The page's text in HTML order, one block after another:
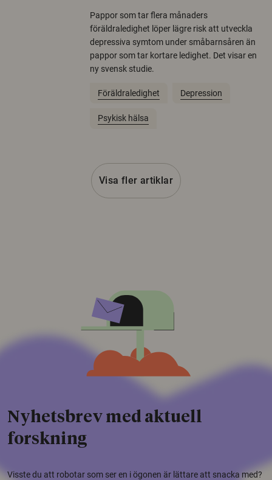
Pappor som tar flera månaders
föräldraledighet löper lägre risk att utveckla
depressiva symtom under småbarnsåren än
pappor som tar kortare ledighet. Det visar en
ny svensk studie.
Föräldraledighet Depression
Psykisk hälsa
Visa fler artiklar
Nyhetsbrev med aktuell
forskning
Visste du att robotar som ser en i ögonen är lättare att snacka med?